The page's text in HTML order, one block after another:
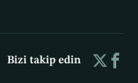
Bizi takip edin